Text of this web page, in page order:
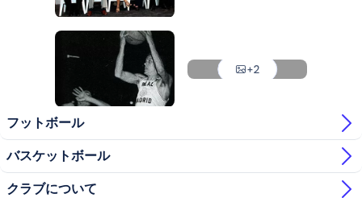
+2
フットボール
バスケットボール
クラブについて